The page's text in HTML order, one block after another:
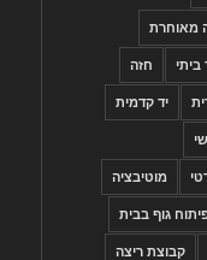
מאוחרת
ביתי חזה
יד קדמית
מוטיבציה
גוף בבית
קבוצת ריצה